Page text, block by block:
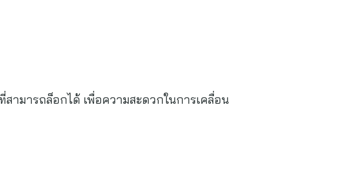
ามารถล็อกได้ เพื่อความสะดวกในการเคลื่อน